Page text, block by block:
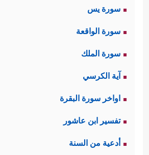
سورة يس
سورة الواقعة
سورة الملك
آية الكرسي
اواخر سورة البقرة
تفسير ابن عاشور
أدعية من السنة